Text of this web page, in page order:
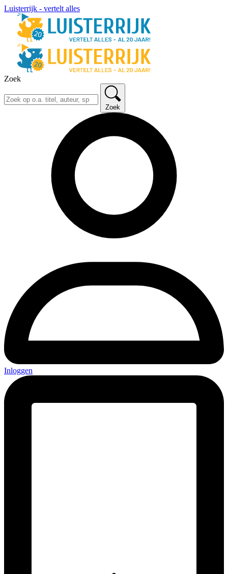
Luisterrijk - vertelt alles
Zoek
Zoek
Inloggen